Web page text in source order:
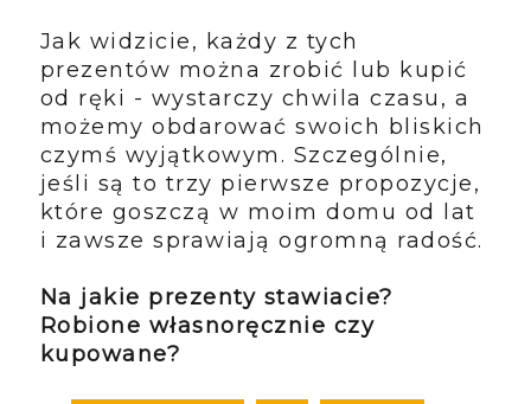
Jak widzicie, każdy z tych
prezentów można zrobić lub kupić
od ręki - wystarczy chwila czasu, a
możemy obdarować swoich bliskich
czymś wyjątkowym. Szczególnie,
jeśli są to trzy pierwsze propozycje,
które goszczą w moim domu od lat
i zawsze sprawiają ogromną radość.
Na jakie prezenty stawiacie?
Robione własnoręcznie czy
kupowane?